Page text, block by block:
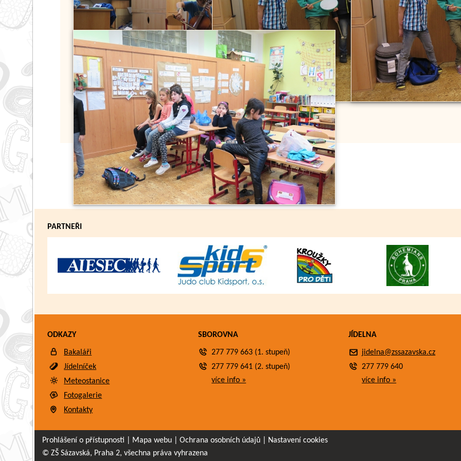
PARTNEŘI
ODKAZY
Bakaláři
Jídelníček
Meteostanice
Fotogalerie
Kontakty
SBOROVNA
277 779 663 (1. stupeň)
277 779 641 (2. stupeň)
více info »
JÍDELNA
jidelna@zssazavska.cz
277 779 640
více info »
Prohlášení o přístupnosti Mapa webu |Ochrana osobních údajů
Nastavení cookies
© ZŠ Sázavská, Praha 2, všechna práva vyhrazena